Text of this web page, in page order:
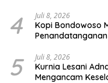
4 Juli 8, 2026
Kopi Bondowoso
5 Juli 8, 2026
Kurnia Lesani
Mengancam